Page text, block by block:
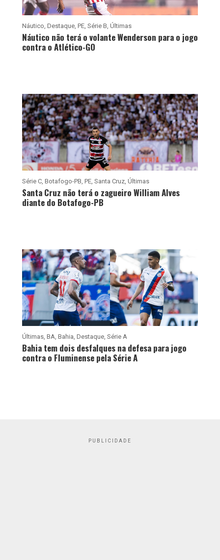
Náutico, Destaque, PE, Série B, Últimas
Náutico não terá o volante Wenderson para o jogo
contra o Atlético-GO
Série C, Botafogo-PB, PE, Santa Cruz, Últimas
Santa Cruz não terá o zagueiro William Alves
diante do Botafogo-PB
Últimas, BA, Bahia, Destaque, Série A
Bahia tem dois desfalques na defesa para jogo
contra o Fluminense pela Série A
PUBLICIDADE